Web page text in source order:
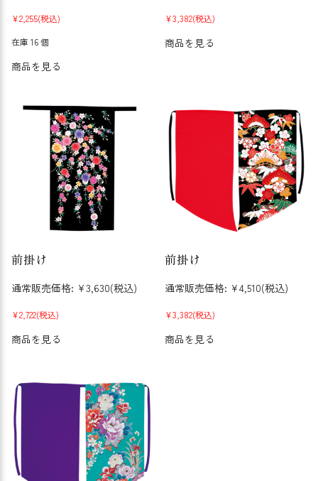
¥2,255(税込)
在庫 16 個
商品を見る
¥3,382(税込)
商品を見る
前掛け
通常販売価格: ¥3,630(税込)
¥2,722(税込)
商品を見る
前掛け
通常販売価格: ¥4,510(税込)
¥3,382(税込)
商品を見る